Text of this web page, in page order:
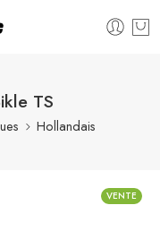
TS
Hollandais
VENTE